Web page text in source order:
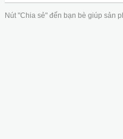
Nút "Chia sẻ" đến bạn bè giúp sản